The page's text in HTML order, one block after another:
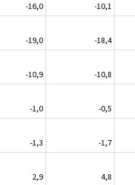
-16,0
-10,1
-19,0
-18,4
-10,9
-10,8
-1,0
-0,5
-1,3
-1,7
2,9
4,8